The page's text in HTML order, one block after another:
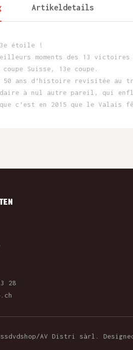
Artikeldetails
étoile !
moments des 13 victoires
Suisse, 13e coupe.
50 ans d’histoire revisitée au
à nul autre pareil, qui
c’est en 2015 que le Valais
28
AV Distri sàrl.